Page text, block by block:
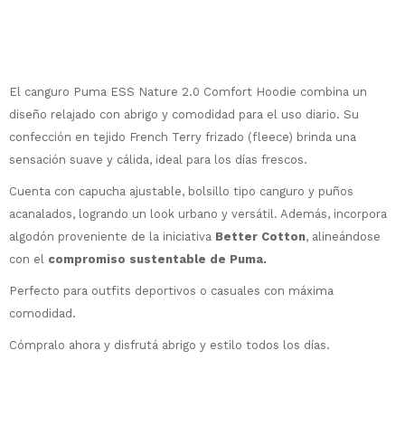
El canguro Puma ESS Nature 2.0 Comfort Hoodie combina un
diseño relajado con abrigo y comodidad para el uso diario. Su
confección en tejido French Terry frizado (fleece) brinda una
sensación suave y cálida, ideal para los días frescos.
Cuenta con capucha ajustable, bolsillo tipo canguro y puños
acanalados, logrando un look urbano y versátil. Además, incorpora
algodón proveniente de la iniciativa Better Cotton, alineándose
con el compromiso sustentable de Puma.
Perfecto para outfits deportivos o casuales con máxima
comodidad.
Cómpralo ahora y disfrutá abrigo y estilo todos los días.
Comprá ahora y Pagá
Después, hasta en 12
tarjeta de crédito
¡Sumate a la forma más ágil de
comprar!
en 12 cuotas * ¡Solo con tu cédula!
* sujeto aprobación crediticia.
Verifica si estás calificado para comprar
con Pago Después:
Estás calificado para comprar usando Pago
Elegí tus productos preferidos
Parece que no tenes oferta, lamentamos
preguntas@pagodespues.com.uy
¡Algo salió mal!